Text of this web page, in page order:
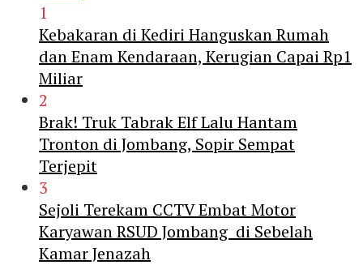
1
Kebakaran di Kediri Hanguskan Rumah
dan Enam Kendaraan, Kerugian Capai Rp1
Miliar
2
Brak! Truk Tabrak Elf Lalu Hantam
Tronton di Jombang, Sopir Sempat
Terjepit
3
Sejoli Terekam CCTV Embat Motor
Karyawan RSUD Jombang di Sebelah
Kamar Jenazah